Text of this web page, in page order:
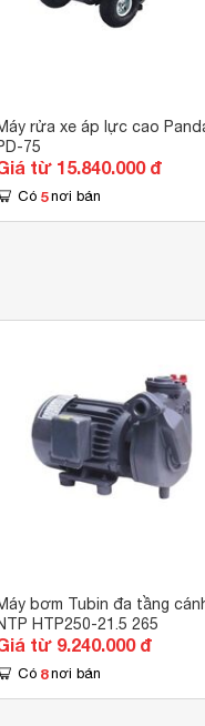
rửa xe áp lực cao
75
từ 15.840.000 đ
Có 5 nơi bán
bơm Tubin đa tầng
HTP250-21.5 265
từ 9.240.000 đ
Có 8 nơi bán